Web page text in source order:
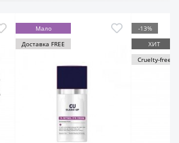
ХИТ
ХИТ
Веган🌱
Cruelty-free